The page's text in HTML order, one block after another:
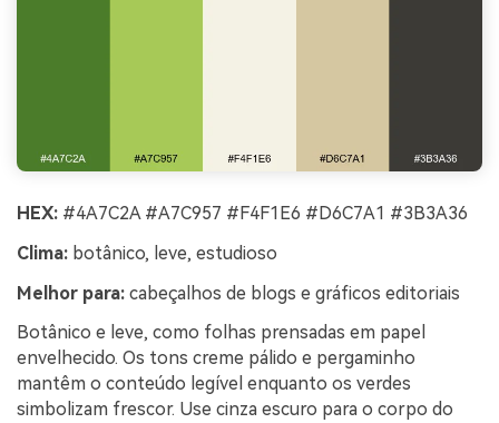
HEX: #4A7C2A #A7C957 #F4F1E6 #D6C7A1 #3B3A36
Clima: botânico, leve, estudioso
Melhor para: cabeçalhos de blogs e gráficos editoriais
Botânico e leve, como folhas prensadas em papel
envelhecido. Os tons creme pálido e pergaminho
mantêm o conteúdo legível enquanto os verdes
simbolizam frescor. Use cinza escuro para o corpo do